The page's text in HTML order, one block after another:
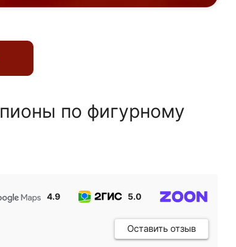
по фигурному
4.9 5.0
Оставить отзыв